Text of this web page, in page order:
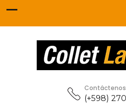
Contáctenos
(+598)